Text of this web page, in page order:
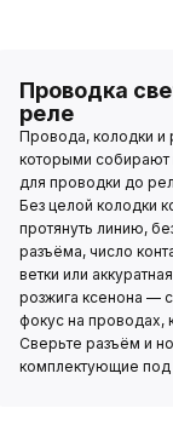
Проводка
реле
Провода, колодки
которыми собирают
для проводки до
Без целой колодки
протянуть линию,
разъёма, число
ветки или
розжига ксенона —
фокус на проводах,
Сверьте разъём и
комплектующие под